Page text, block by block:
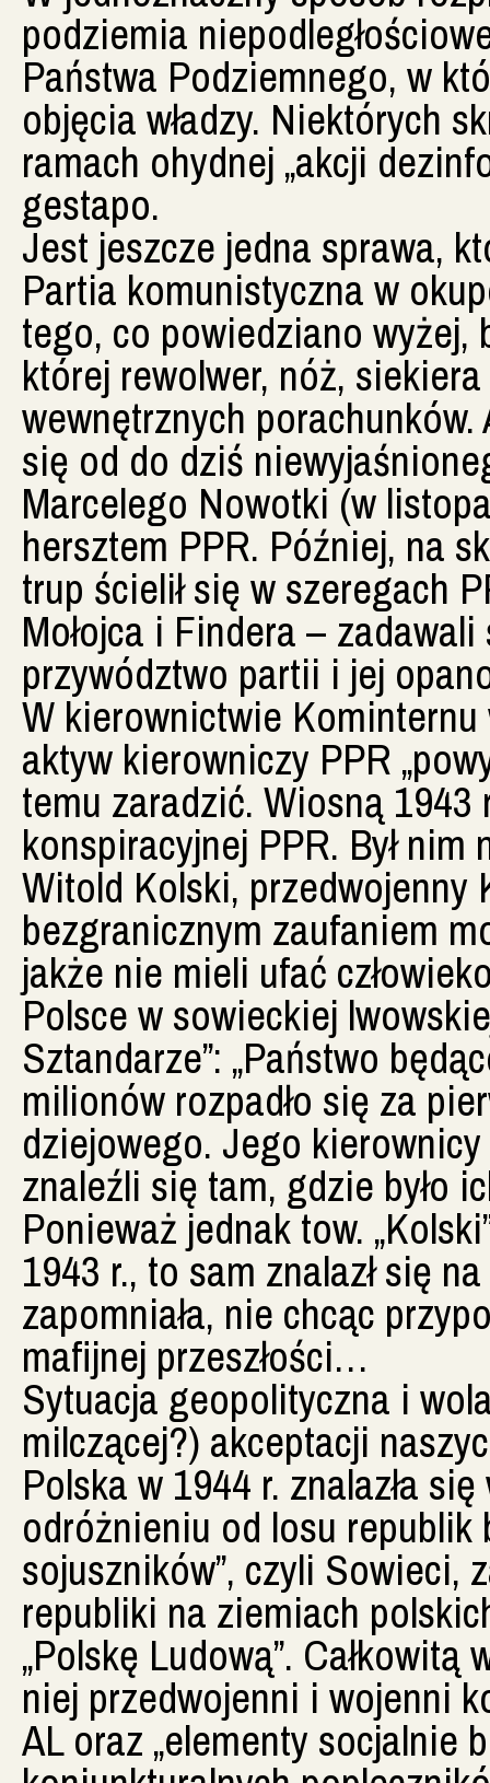
podziemia
Państwa Podziemnego, w
objęcia władzy. Niektórych
ramach ohydnej „akcji
gestapo.
Jest jeszcze jedna sprawa,
Partia komunistyczna w
tego, co powiedziano wyżej,
której rewolwer, nóż, siekiera
wewnętrznych porachunków.
się od do dziś
Marcelego Nowotki (w
hersztem PPR. Później, na
trup ścielił się w szeregach
Mołojca i Findera –
przywództwo partii i jej
W kierownictwie
aktyw kierowniczy PPR
temu zaradzić. Wiosną
konspiracyjnej PPR. Był
Witold Kolski, przedwojenny
bezgranicznym zaufaniem
jakże nie mieli ufać
Polsce w sowieckiej
Sztandarze”: „Państwo
milionów rozpadło się za
dziejowego. Jego
znaleźli się tam, gdzie było
Ponieważ jednak tow.
1943 r., to sam znalazł się
zapomniała, nie chcąc
mafijnej przeszłości…
Sytuacja geopolityczna i
milczącej?) akceptacji
Polska w 1944 r. znalazła
odróżnieniu od losu republik
sojuszników”, czyli Sowieci,
republiki na ziemiach
„Polskę Ludową”.
niej przedwojenni i wojenni
AL oraz „elementy socjalnie